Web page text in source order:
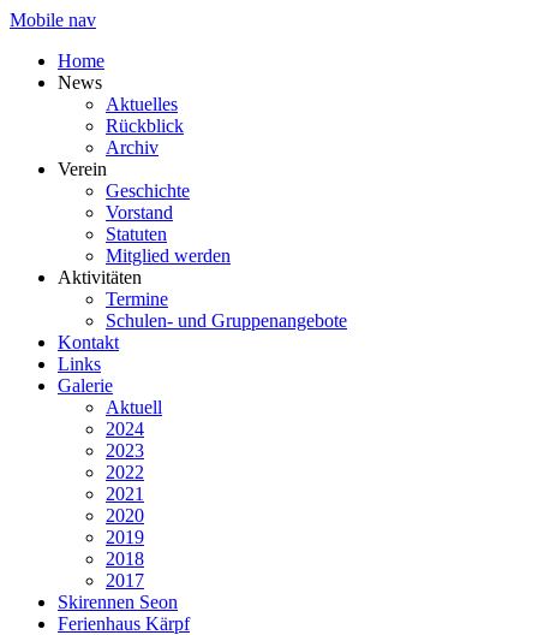
Mobile nav
Home
News
Aktuelles
Rückblick
Archiv
Verein
Geschichte
Vorstand
Statuten
Mitglied werden
Aktivitäten
Termine
Schulen- und Gruppenangebote
Kontakt
Links
Galerie
Aktuell
2024
2023
2022
2021
2020
2019
2018
2017
Skirennen Seon
Ferienhaus Kärpf